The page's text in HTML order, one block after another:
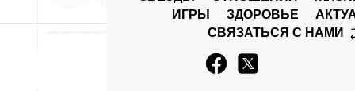
ИГРЫ
ЗДОРОВЬЕ
СВЯЗАТЬСЯ С НАМИ